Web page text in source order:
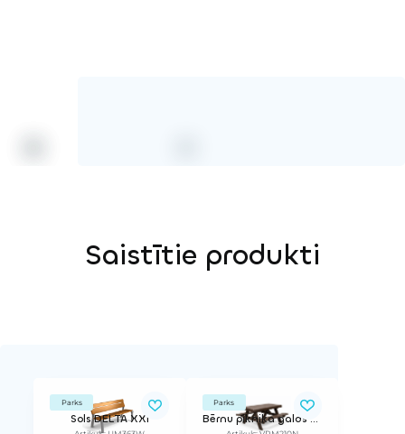
Saistītie produkti
Parks
Sols DELTA XXI
Parks
Bērnu piknika galds ECO